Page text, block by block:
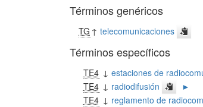
Términos genéricos
TG ↑telecomunicaciones
Términos específicos
TE4 ↓ estaciones de
TE4 ↓ radiodifusión
►
TE4 ↓ reglamento de